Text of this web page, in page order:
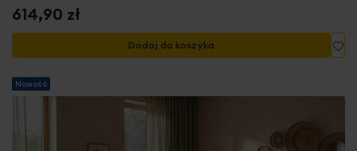
614,90 zł
Dodaj do koszyka
Nowość